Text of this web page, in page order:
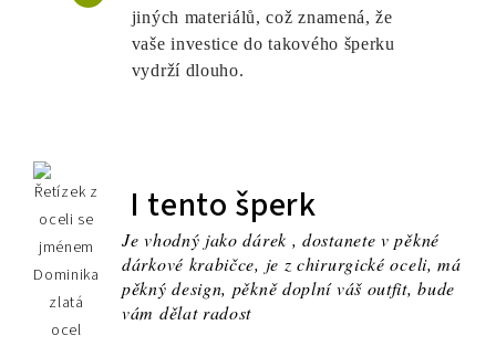
jiných materiálů, což znamená, že
vaše investice do takového šperku
vydrží dlouho.
I tento šperk
Je vhodný jako dárek , dostanete v pěkné
dárkové krabičce, je z chirurgické oceli, má
pěkný design, pěkně doplní váš outfit, bude
vám dělat radost